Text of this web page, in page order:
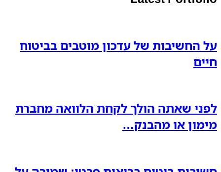
על החשיבות של עדכון מוטבים בביטוח
חיים
לפני שאתה הולך לקחת הלוואה מחברת
מימון או מהבנק…